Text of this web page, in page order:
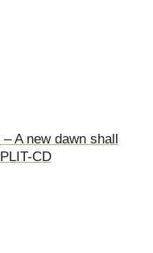
A new dawn shall
CD